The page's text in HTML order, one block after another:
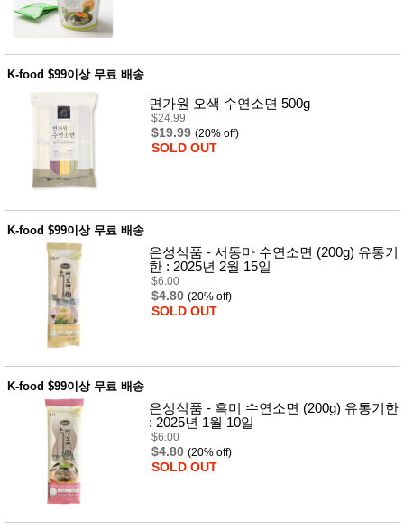
품
주방소
식
품 공식품
쌀/잡곡/
면류
양념/소
스/가루
건조식
농산품
유
아
놀이방
DVD
유아 보
조형물
유아 이
품
건강/미
용/식기
성장발
달교육
어른내
K-food $99이상 무료 배송
면가원 오색 수연소면 500g
$24.99
$19.99 (20% off)
SOLD OUT
K-food $99이상 무료 배송
은성식품 - 서동마 수연소면 (200g) 유통기
한 : 2025년 2월 15일
$6.00
$4.80 (20% off)
SOLD OUT
K-food $99이상 무료 배송
은성식품 - 흑미 수연소면 (200g) 유통기한
: 2025년 1월 10일
$6.00
$4.80 (20% off)
SOLD OUT